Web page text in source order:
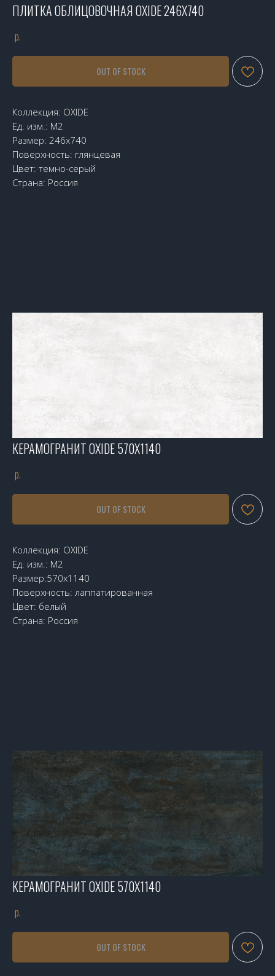
ПЛИТКА ОБЛИЦОВОЧНАЯ OXIDE 246X740
р.
OUT OF STOCK
Коллекция: OXIDE
Ед. изм.: М2
Размер: 246х740
Поверхность: глянцевая
Цвет: темно-серый
Страна: Россия
КЕРАМОГРАНИТ OXIDE 570X1140
р.
OUT OF STOCK
Коллекция: OXIDE
Ед. изм.: М2
Размер:570x1140
Поверхность: лаппатированная
Цвет: белый
Страна: Россия
КЕРАМОГРАНИТ OXIDE 570X1140
р.
OUT OF STOCK